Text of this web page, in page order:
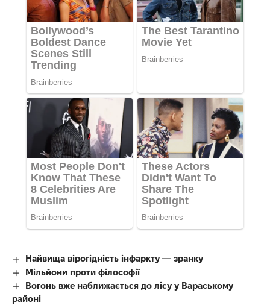
Найвища вірогідність інфаркту — зранку
Мільйони проти філософії
Вогонь вже наближається до лісу у Вараському
районі